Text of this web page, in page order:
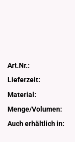
Art.Nr.:
Lieferzeit:
Material:
Menge/Volumen:
Auch erhältlich in: